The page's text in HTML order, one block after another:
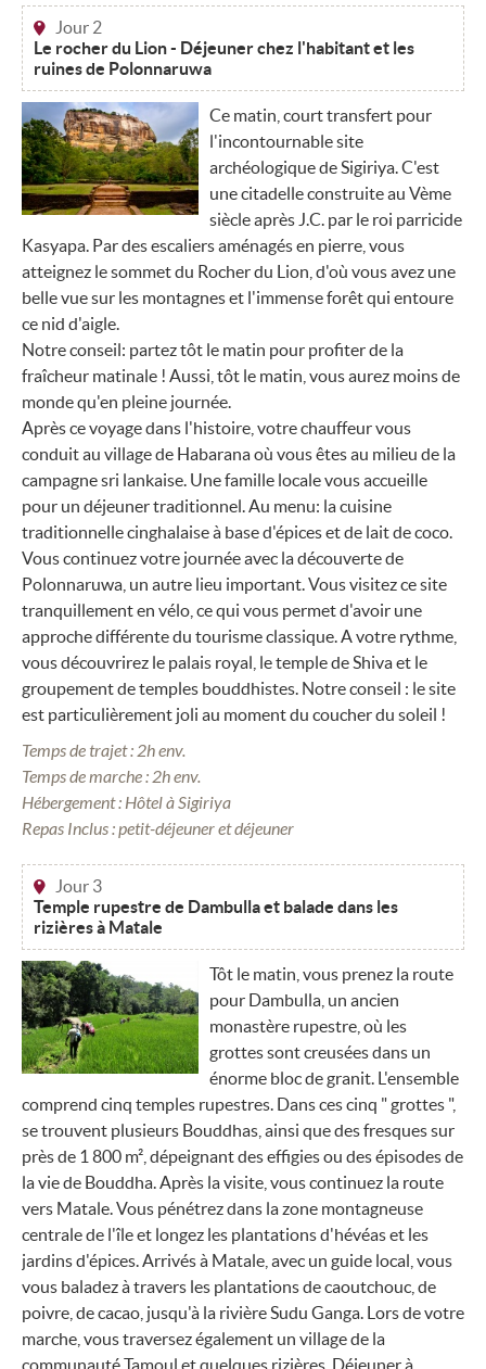
Jour 2
Le rocher du Lion - Déjeuner chez l'habitant et les
ruines de Polonnaruwa
Ce matin, court transfert pour
l'incontournable site
archéologique de Sigiriya. C'est
une citadelle construite au Vème
siècle après J.C. par le roi parricide
Kasyapa. Par des escaliers aménagés en pierre, vous
atteignez le sommet du Rocher du Lion, d'où vous avez une
belle vue sur les montagnes et l'immense forêt qui entoure
ce nid d'aigle.
Notre conseil: partez tôt le matin pour profiter de la
fraîcheur matinale ! Aussi, tôt le matin, vous aurez moins de
monde qu'en pleine journée.
Après ce voyage dans l'histoire, votre chauffeur vous
conduit au village de Habarana où vous êtes au milieu de la
campagne sri lankaise. Une famille locale vous accueille
pour un déjeuner traditionnel. Au menu: la cuisine
traditionnelle cinghalaise à base d'épices et de lait de coco.
Vous continuez votre journée avec la découverte de
Polonnaruwa, un autre lieu important. Vous visitez ce site
tranquillement en vélo, ce qui vous permet d'avoir une
approche différente du tourisme classique. A votre rythme,
vous découvrirez le palais royal, le temple de Shiva et le
groupement de temples bouddhistes. Notre conseil : le site
est particulièrement joli au moment du coucher du soleil !
Temps de trajet : 2h env.
Temps de marche : 2h env.
Hébergement : Hôtel à Sigiriya
Repas Inclus : petit-déjeuner et déjeuner
Jour 3
Temple rupestre de Dambulla et balade dans les
rizières à Matale
Tôt le matin, vous prenez la route
pour Dambulla, un ancien
monastère rupestre, où les
grottes sont creusées dans un
énorme bloc de granit. L'ensemble
comprend cinq temples rupestres. Dans ces cinq " grottes ",
se trouvent plusieurs Bouddhas, ainsi que des fresques sur
près de 1 800 m², dépeignant des effigies ou des épisodes de
la vie de Bouddha. Après la visite, vous continuez la route
vers Matale. Vous pénétrez dans la zone montagneuse
centrale de l'île et longez les plantations d'hévéas et les
jardins d'épices. Arrivés à Matale, avec un guide local, vous
vous baladez à travers les plantations de caoutchouc, de
poivre, de cacao, jusqu'à la rivière Sudu Ganga. Lors de votre
marche, vous traversez également un village de la
communauté Tamoul et quelques rizières. Déjeuner à